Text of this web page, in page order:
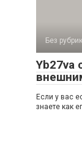
Без
Yb27va
Если у вас
знаете как